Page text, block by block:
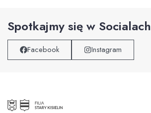
Spotkajmy się w
Facebook Instagram